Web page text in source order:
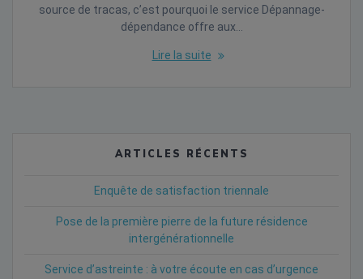
source de tracas, c’est pourquoi le service Dépannage-
dépendance offre aux…
Lire la suite
ARTICLES RÉCENTS
Enquête de satisfaction triennale
Pose de la première pierre de la future résidence
intergénérationnelle
Service d’astreinte : à votre écoute en cas d’urgence